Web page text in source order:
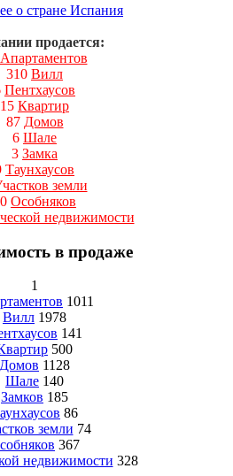
о стране Испания
продается:
Апартаментов
310 Вилл
Пентхаусов
15 Квартир
87 Домов
6 Шале
3 Замка
Таунхаусов
земли
Особняков
недвижимости
в продаже
1
1011
Вилл 1978
141
500
Домов 1128
Шале 140
Замков 185
86
земли 74
367
недвижимости 328